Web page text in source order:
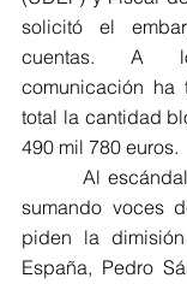
solicitó el
cuentas. A
comunicación ha
total la cantidad
490 mil 780 euros.
Al escándalo
sumando voces
piden la
España, Pedro